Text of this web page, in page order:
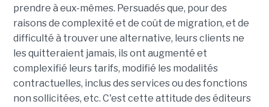
prendre à eux-mêmes. Persuadés que, pour des
raisons de complexité et de coût de migration, et de
difficulté à trouver une alternative, leurs clients ne
les quitteraient jamais, ils ont augmenté et
complexifié leurs tarifs, modifié les modalités
contractuelles, inclus des services ou des fonctions
non sollicitées, etc. C'est cette attitude des éditeurs